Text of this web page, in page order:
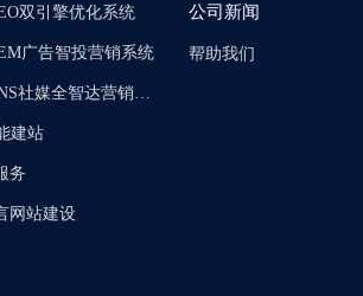
双引擎优化系统
广告智投营销系统
建站
务
网站建设
公司新闻
帮助我们